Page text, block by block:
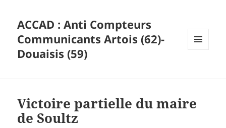
ACCAD : Anti Compteurs
Communicants Artois (62)-
Douaisis (59)
Victoire partielle du maire
de Soultz